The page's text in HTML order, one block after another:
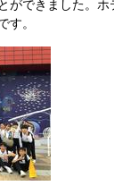
ができました。
す。